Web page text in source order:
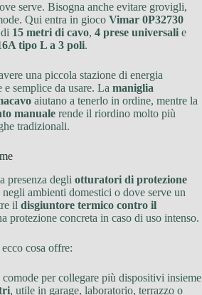
serve. Bisogna anche evitare grovigli,
Qui entra in gioco Vimar 0P32730
15 metri di cavo, 4 prese universali e
tipo L a 3 poli.
una piccola stazione di energia
semplice da usare. La maniglia
aiutano a tenerlo in ordine, mentre la
manuale rende il riordino molto più
tradizionali.
presenza degli otturatori di protezione
ambienti domestici o dove serve un
il disgiuntore termico contro il
protezione concreta in caso di uso intenso.
cosa offre:
comode per collegare più dispositivi insieme
, utile in garage, laboratorio, terrazzo o